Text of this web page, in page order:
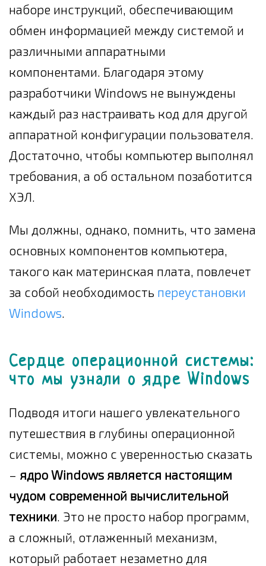
наборе инструкций, обеспечивающим
обмен информацией между системой и
различными аппаратными
компонентами. Благодаря этому
разработчики Windows не вынуждены
каждый раз настраивать код для другой
аппаратной конфигурации пользователя.
Достаточно, чтобы компьютер выполнял
требования, а об остальном позаботится
ХЭЛ.
Мы должны, однако, помнить, что замена
основных компонентов компьютера,
такого как материнская плата, повлечет
за собой необходимость переустановки
Windows.
Сердце операционной системы:
что мы узнали о ядре Windows
Подводя итоги нашего увлекательного
путешествия в глубины операционной
системы, можно с уверенностью сказать
– ядро Windows является настоящим
чудом современной вычислительной
техники. Это не просто набор программ,
а сложный, отлаженный механизм,
который работает незаметно для